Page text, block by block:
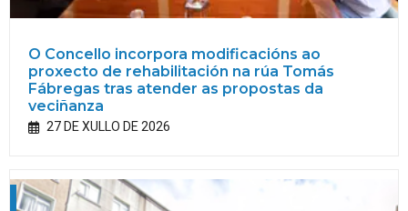
O Concello incorpora modificacións ao
proxecto de rehabilitación na rúa Tomás
Fábregas tras atender as propostas da
veciñanza
27 DE XULLO DE 2026